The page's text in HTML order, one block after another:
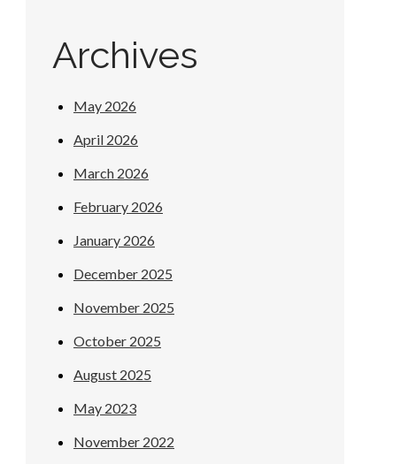
Archives
May 2026
April 2026
March 2026
February 2026
January 2026
December 2025
November 2025
October 2025
August 2025
May 2023
November 2022